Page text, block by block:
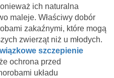
ich naturalna
maleje. Właściwy dobór
zakaźnymi, które mogą
zwierząt niż u młodych.
szczepienie
ochrona przed
układu